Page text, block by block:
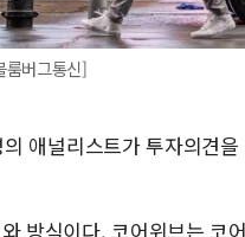
룸버그통신]
애널리스트가 투자의견
방식이다. 코어위브는 코